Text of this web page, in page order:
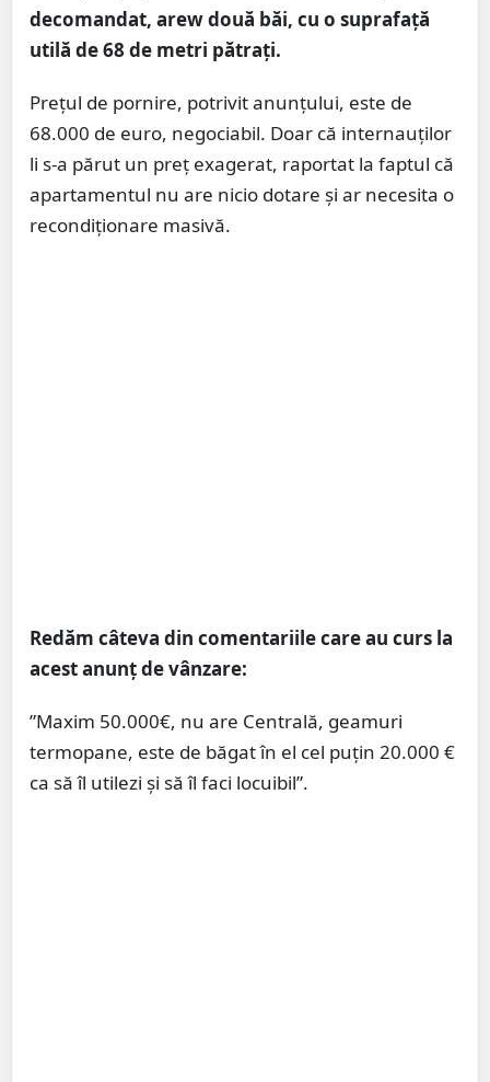
decomandat, arew două băi, cu o suprafață
utilă de 68 de metri pătrați.
Prețul de pornire, potrivit anunțului, este de
68.000 de euro, negociabil. Doar că internauților
li s-a părut un preț exagerat, raportat la faptul că
apartamentul nu are nicio dotare și ar necesita o
recondiționare masivă.
Redăm câteva din comentariile care au curs la
acest anunț de vânzare:
”Maxim 50.000€, nu are Centrală, geamuri
termopane, este de băgat în el cel puțin 20.000 €
ca să îl utilezi și să îl faci locuibil”.